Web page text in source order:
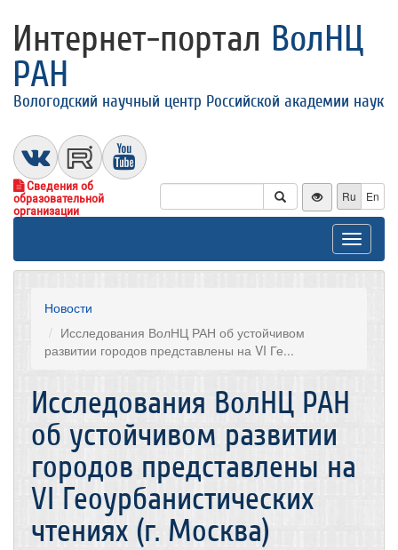
Интернет-портал ВолНЦ
РАН
Вологодский научный центр Российской академии наук
Сведения об
образовательной
организации
Ru En
Toggle
Новости
Исследования ВолНЦ РАН об устойчивом
развитии городов представлены на VI Ге...
Исследования ВолНЦ РАН
об устойчивом развитии
городов представлены на
VI Геоурбанистических
чтениях (г. Москва)